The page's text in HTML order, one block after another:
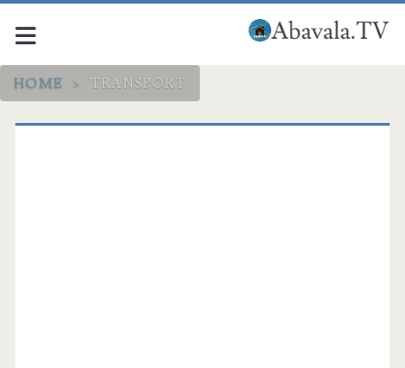
HOME > TRANSPORT